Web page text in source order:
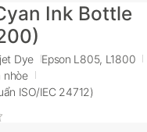
Ink Bottle
Dye
Epson L805, L1800
nhòe
ISO/IEC 24712)